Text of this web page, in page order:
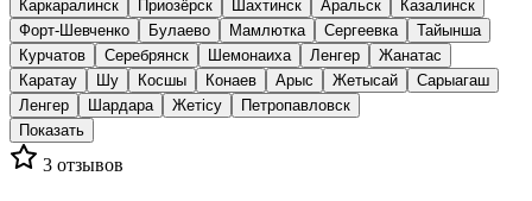
Каркаралинск
Приозёрск Шахтинск Аральск
Казалинск
Форт-Шевченко
Булаево Мамлютка Сергеевка
Тайынша
Курчатов
Серебрянск Шемонаиха Ленгер
Жанатас
Каратау
Шу Косшы Конаев Арыс Жетысай
Сарыагаш
Ленгер
Шардара Жетісу
Петропавловск
Показать
3 отзывов